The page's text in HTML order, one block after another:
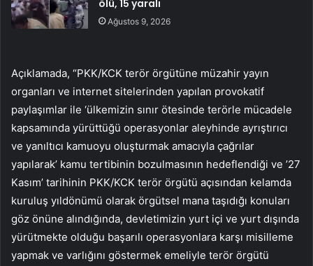
ölü, 15 yaralı
Ağustos 9, 2026
Açıklamada, “PKK/KCK terör örgütüne müzahir yayın
organları ve internet sitelerinden yapılan provokatif
paylaşımlar ile ‘ülkemizin sınır ötesinde terörle mücadele
kapsamında yürüttüğü operasyonlar aleyhinde ayrıştırıcı
ve yanıltıcı kamuoyu oluşturmak amacıyla çağrılar
yapılarak’ kamu tertibinin bozulmasının hedeflendiği ve ’27
Kasım’ tarihinin PKK/KCK terör örgütü açısından kelamda
kuruluş yıldönümü olarak örgütsel mana taşıdığı konuları
göz önüne alındığında, devletimizin yurt içi ve yurt dışında
yürütmekte olduğu başarılı operasyonlara karşı misilleme
yapmak ve varlığını göstermek emeliyle terör örgütü